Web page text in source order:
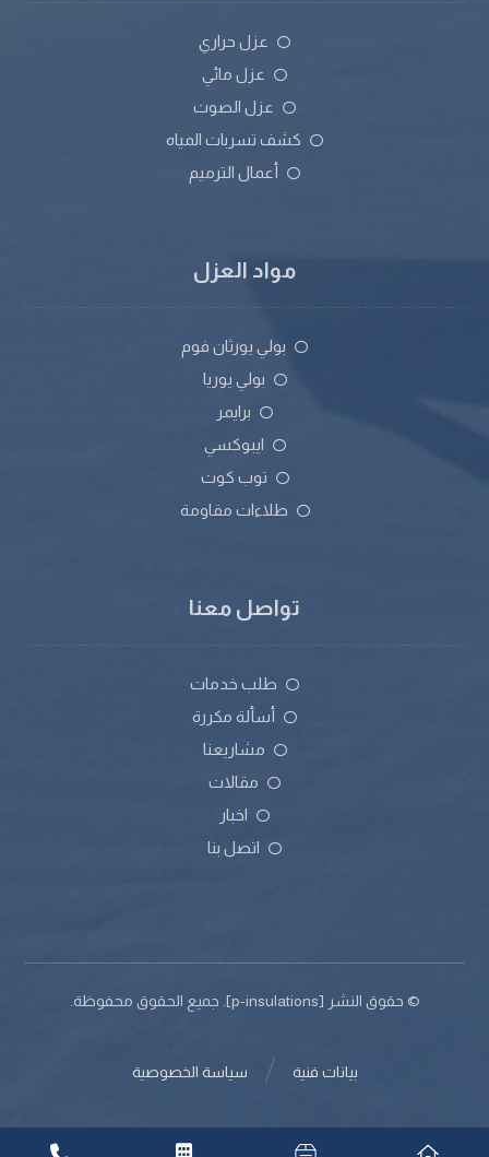
عزل حراري
عزل مائي
عزل الصوت
كشف تسربات المياه
أعمال الترميم
مواد العزل
بولي يورثان فوم
بولي يوريا
برايمر
ايبوكسي
توب كوت
طلاءات مقاومة
تواصل معنا
طلب خدمات
أسألة مكررة
مشاريعنا
مقالات
اخبار
اتصل بنا
© حقوق النشر [p-insulations]. جميع الحقوق محفوظة.
سياسة الخصوصية بيانات فنية